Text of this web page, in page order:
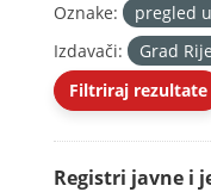
Oznake: pregled
Izdavači:
Grad
Filtriraj rezultate
Registri javne i